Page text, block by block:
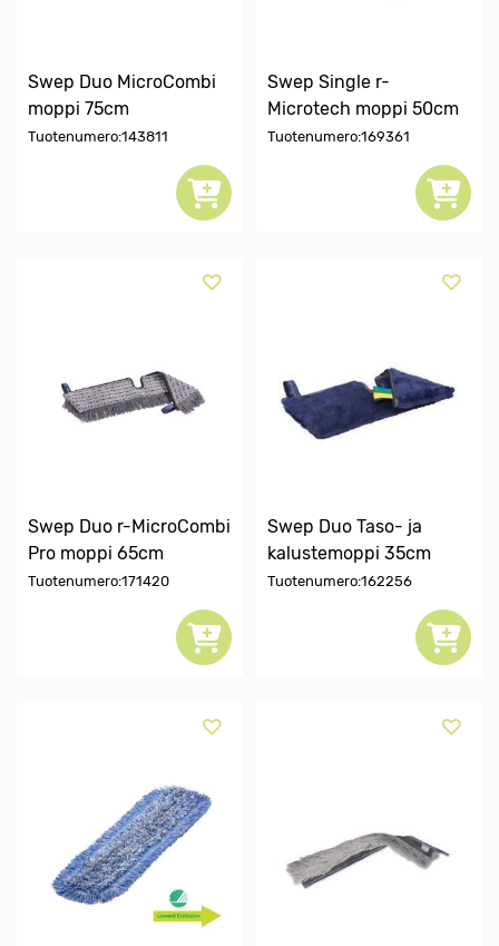
Swep Duo MicroCombi
moppi 75cm
Tuotenumero:143811
Swep Single r-
Microtech moppi 50cm
Tuotenumero:169361
Swep Duo r-MicroCombi
Pro moppi 65cm
Tuotenumero:171420
Swep Duo Taso- ja
kalustemoppi 35cm
Tuotenumero:162256